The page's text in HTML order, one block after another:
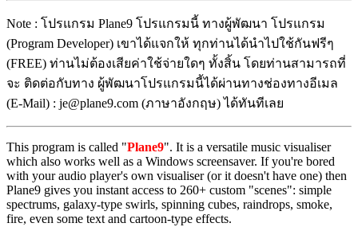
Note : โปรแกรม Plane9 โปรแกรมนี้ ทางผู้พัฒนา โปรแกรม
(Program Developer) เขาได้แจกให้ ทุกท่านได้นำไปใช้กันฟรีๆ
(FREE) ท่านไม่ต้องเสียค่าใช้จ่ายใดๆ ทั้งสิ้น โดยท่านสามารถที่
จะ ติดต่อกับทาง ผู้พัฒนาโปรแกรมนี้ได้ผ่านทางช่องทางอีเมล
(E-Mail) : je@plane9.com (ภาษาอังกฤษ) ได้ทันทีเลย
This program is called "Plane9". It is a versatile music visualiser
which also works well as a Windows screensaver. If you're bored
with your audio player's own visualiser (or it doesn't have one) then
Plane9 gives you instant access to 260+ custom "scenes": simple
spectrums, galaxy-type swirls, spinning cubes, raindrops, smoke,
fire, even some text and cartoon-type effects.